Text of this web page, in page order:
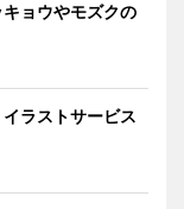
ョウやモズクの
ラストサービス